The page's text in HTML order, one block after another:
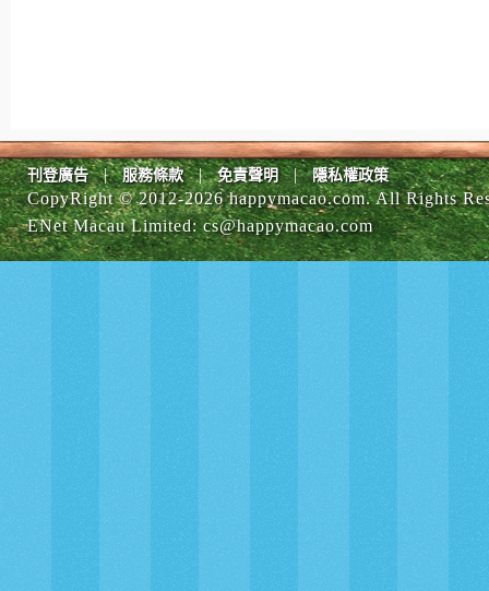
刊登廣告 | 服務條款 | 免責聲明 | 隱私權政策
CopyRight © 2012-2026 happymacao.com. All Rights
ENet Macau Limited:cs@happymacao.com